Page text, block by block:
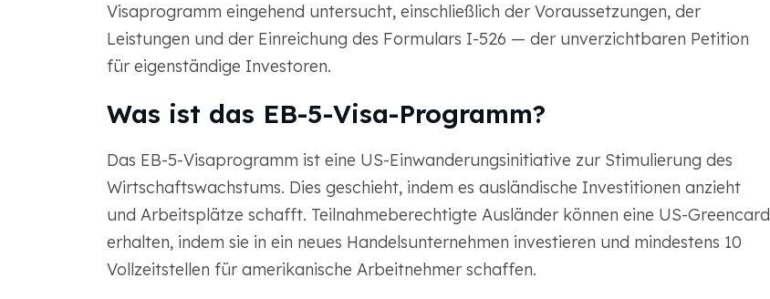
Visaprogramm eingehend untersucht, einschließlich der Voraussetzungen, der
Leistungen und der Einreichung des Formulars I-526 — der unverzichtbaren Petition
für eigenständige Investoren.
Was ist das EB-5-Visa-Programm?
Das EB-5-Visaprogramm ist eine US-Einwanderungsinitiative zur Stimulierung des
Wirtschaftswachstums. Dies geschieht, indem es ausländische Investitionen anzieht
und Arbeitsplätze schafft. Teilnahmeberechtigte Ausländer können eine US-Greencard
erhalten, indem sie in ein neues Handelsunternehmen investieren und mindestens 10
Vollzeitstellen für amerikanische Arbeitnehmer schaffen.